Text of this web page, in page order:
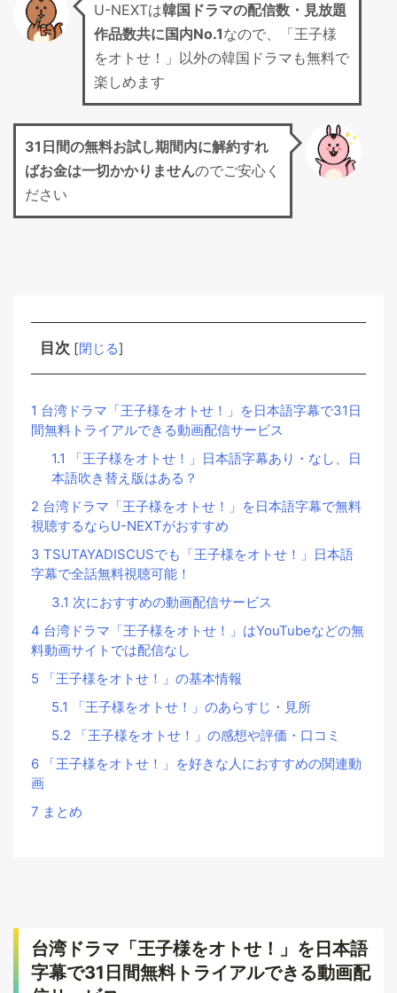
U-NEXTは韓国ドラマの配信数・見放題
作品数共に国内No.1なので、「王子様
をオトせ！」以外の韓国ドラマも無料で
楽しめます
31日間の無料お試し期間内に解約すれ
ばお金は一切かかりませんのでご安心く
ださい
目次 [閉じる]
1 台湾ドラマ「王子様をオトせ！」を日本語字幕で31日
間無料トライアルできる動画配信サービス
1.1 「王子様をオトせ！」日本語字幕あり・なし、日
本語吹き替え版はある？
2 台湾ドラマ「王子様をオトせ！」を日本語字幕で無料
視聴するならU-NEXTがおすすめ
3 TSUTAYADISCUSでも「王子様をオトせ！」日本語
字幕で全話無料視聴可能！
3.1 次におすすめの動画配信サービス
4 台湾ドラマ「王子様をオトせ！」はYouTubeなどの無
料動画サイトでは配信なし
5 「王子様をオトせ！」の基本情報
5.1 「王子様をオトせ！」のあらすじ・見所
5.2 「王子様をオトせ！」の感想や評価・口コミ
6 「王子様をオトせ！」を好きな人におすすめの関連動
画
7 まとめ
台湾ドラマ「王子様をオトせ！」を日本語
字幕で31日間無料トライアルできる動画配